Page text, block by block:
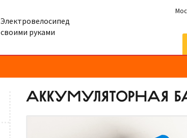
Электровелосипед
своими руками
АККУМУЛЯТОРНАЯ